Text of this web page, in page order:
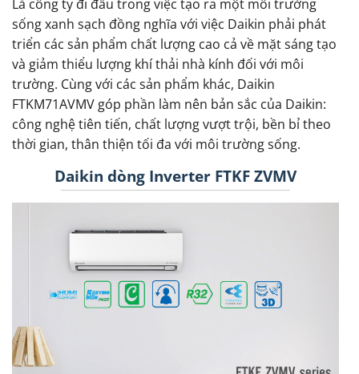
Là công ty đi đầu trong việc tạo ra một môi trường
sống xanh sạch đồng nghĩa với việc Daikin phải phát
triển các sản phẩm chất lượng cao cả về mặt sáng tạo
và giảm thiểu lượng khí thải nhà kính đối với môi
trường. Cùng với các sản phẩm khác, Daikin
FTKM71AVMV góp phần làm nên bản sắc của Daikin:
công nghệ tiên tiến, chất lượng vượt trội, bền bỉ theo
thời gian, thân thiện tối đa với môi trường sống.
Daikin dòng Inverter FTKF ZVMV